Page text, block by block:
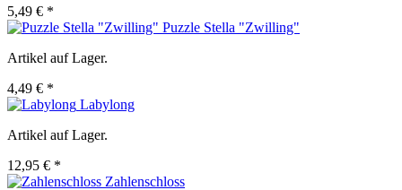
5,49 € *
Puzzle Stella "Zwilling"
Artikel auf Lager.
4,49 € *
Labylong
Artikel auf Lager.
12,95 € *
Zahlenschloss